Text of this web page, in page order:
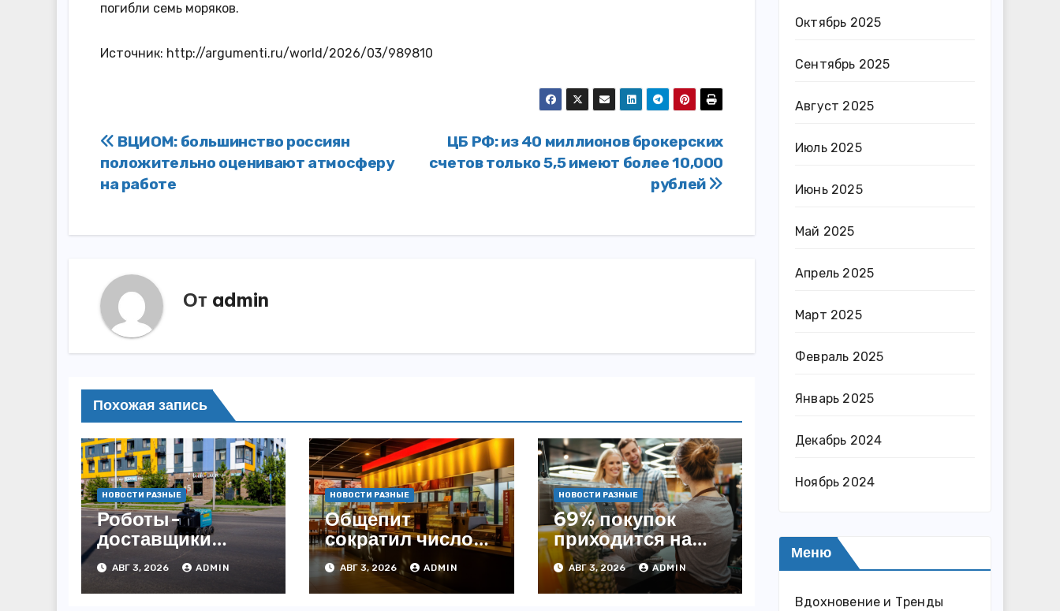
погибли семь моряков.
Источник: http://argumenti.ru/world/2026/03/989810
Навигация
по
ЦБ РФ: из 40 миллионов брокерских
счетов только 5,5 имеют более 10,000
рублей
ВЦИОМ: большинство россиян
положительно оценивают атмосферу
на работе
От admin
Похожая запись
НОВОСТИ РАЗНЫЕ
Роботы-
доставщики
«Яндекса»
появились в
Казахстане
АВГ 3, 2026 ADMIN
НОВОСТИ РАЗНЫЕ
Общепит
сократил число
заведений на
3,4% с начала
года — INFOLine
АВГ 3, 2026 ADMIN
НОВОСТИ РАЗНЫЕ
69% покупок
приходится на
офлайн —
аналитика
АВГ 3, 2026 ADMIN
Октябрь 2025
Сентябрь 2025
Август 2025
Июль 2025
Июнь 2025
Май 2025
Апрель 2025
Март 2025
Февраль 2025
Январь 2025
Декабрь 2024
Ноябрь 2024
Меню
Вдохновение и Тренды